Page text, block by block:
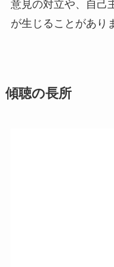
意見の対立や、自己
が生じることがあり
傾聴の長所